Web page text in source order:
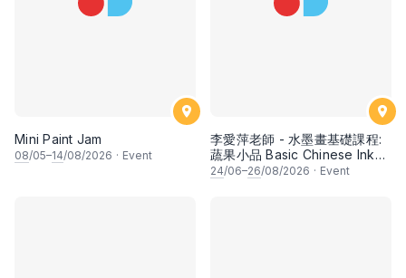
Mini Paint Jam
08/05–14/08/2026 · Event
李愛萍老師 - 水墨畫基礎課程:
蔬果小品 Basic Chinese Ink
Painting: Vegetable and
24/06–26/08/2026 · Event